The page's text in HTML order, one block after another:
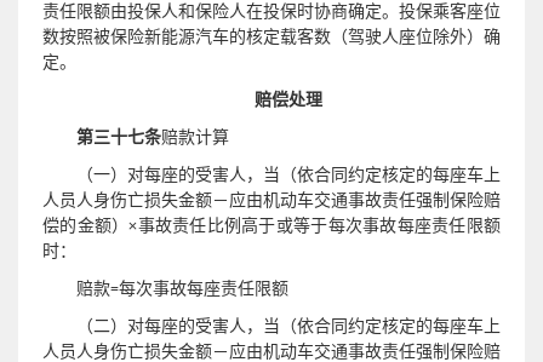
责任限额由投保人和保险人在投保时协商确定。投保乘客座位
数按照被保险新能源汽车的核定载客数（驾驶人座位除外）确
定。
赔偿处理
第三十七条赔款计算
（一）对每座的受害人，当（依合同约定核定的每座车上
人员人身伤亡损失金额 － 应由机动车交通事故责任强制保险赔
偿的金额）×事故责任比例高于或等于每次事故每座责任限额
时：
赔款=每次事故每座责任限额
（二）对每座的受害人，当（依合同约定核定的每座车上
人员人身伤亡损失金额 － 应由机动车交通事故责任强制保险赔